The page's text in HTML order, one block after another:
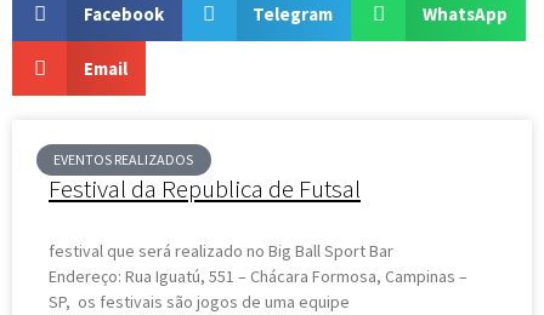
Facebook Telegram WhatsApp
Email
EVENTOS REALIZADOS
Festival da Republica de Futsal
festival que será realizado no Big Ball Sport Bar
Endereço: Rua Iguatú, 551 – Chácara Formosa, Campinas –
SP, os festivais são jogos de uma equipe